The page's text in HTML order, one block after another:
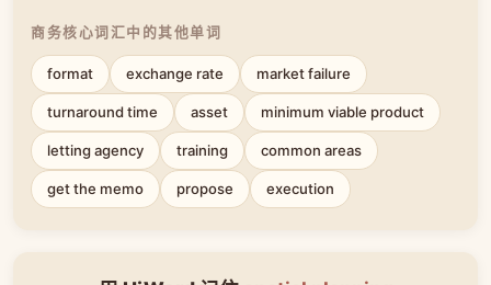
商务核心词汇中的其他单词
format exchange rate market failure
turnaround time asset minimum viable product
letting agency training common areas
get the memo propose execution